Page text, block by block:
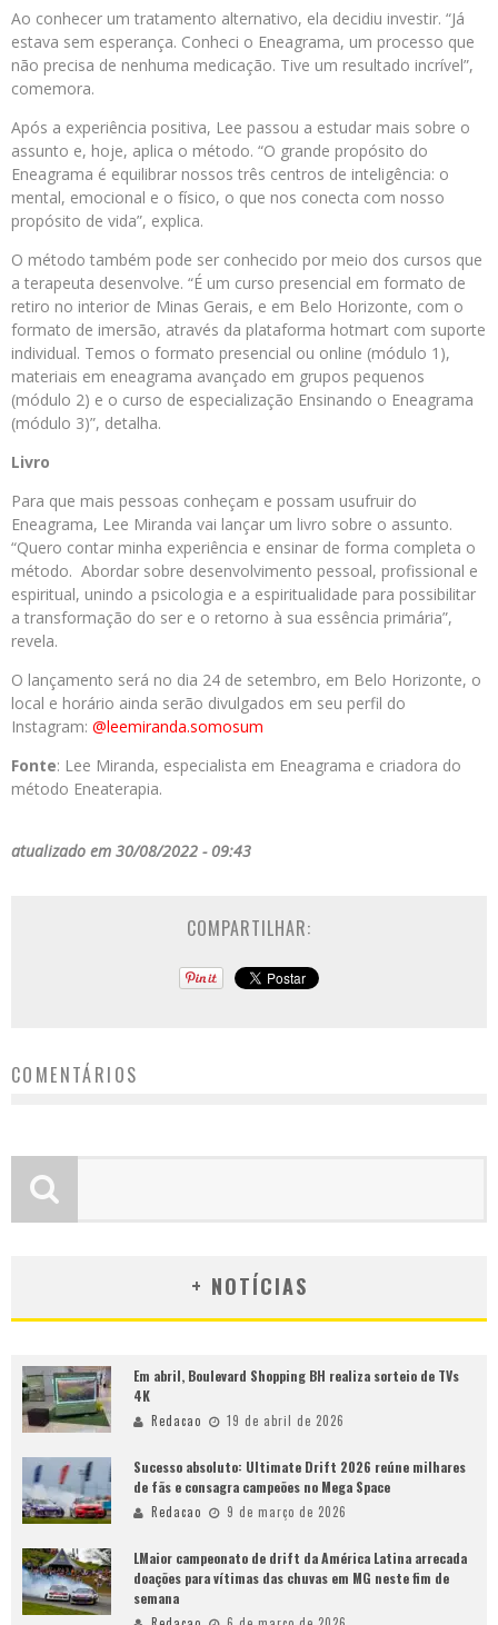
Ao conhecer um tratamento alternativo, ela decidiu investir. “Já
estava sem esperança. Conheci o Eneagrama, um processo que
não precisa de nenhuma medicação. Tive um resultado incrível”,
comemora.
Após a experiência positiva, Lee passou a estudar mais sobre o
assunto e, hoje, aplica o método. “O grande propósito do
Eneagrama é equilibrar nossos três centros de inteligência: o
mental, emocional e o físico, o que nos conecta com nosso
propósito de vida”, explica.
O método também pode ser conhecido por meio dos cursos que
a terapeuta desenvolve. “É um curso presencial em formato de
retiro no interior de Minas Gerais, e em Belo Horizonte, com o
formato de imersão, através da plataforma hotmart com suporte
individual. Temos o formato presencial ou online (módulo 1),
materiais em eneagrama avançado em grupos pequenos
(módulo 2) e o curso de especialização Ensinando o Eneagrama
(módulo 3)”, detalha.
Livro
Para que mais pessoas conheçam e possam usufruir do
Eneagrama, Lee Miranda vai lançar um livro sobre o assunto.
“Quero contar minha experiência e ensinar de forma completa o
método. Abordar sobre desenvolvimento pessoal, profissional e
espiritual, unindo a psicologia e a espiritualidade para possibilitar
a transformação do ser e o retorno à sua essência primária”,
revela.
O lançamento será no dia 24 de setembro, em Belo Horizonte, o
local e horário ainda serão divulgados em seu perfil do
Instagram: @leemiranda.somosum
Fonte: Lee Miranda, especialista em Eneagrama e criadora do
método Eneaterapia.
atualizado em 30/08/2022 - 09:43
COMPARTILHAR:
COMENTÁRIOS
+ NOTÍCIAS
Em abril, Boulevard Shopping BH realiza sorteio de TVs
4K
Redacao 19 de abril de 2026
Sucesso absoluto: Ultimate Drift 2026 reúne milhares
de fãs e consagra campeões no Mega Space
Redacao 9 de março de 2026
LMaior campeonato de drift da América Latina arrecada
doações para vítimas das chuvas em MG neste fim de
semana